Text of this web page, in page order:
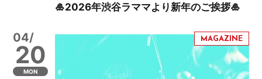
🎍2026年渋谷ラママより新年のご挨拶🎍
04/
20
MON